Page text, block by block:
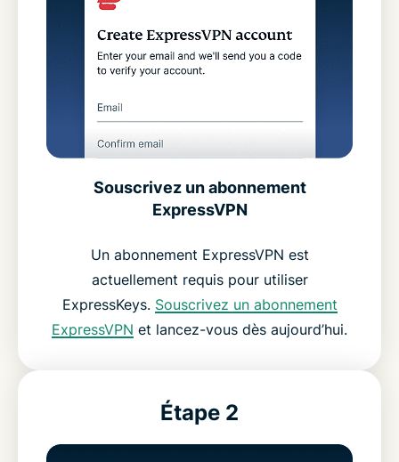
Souscrivez un abonnement
ExpressVPN
Un abonnement ExpressVPN est
actuellement requis pour utiliser
ExpressKeys. Souscrivez un abonnement
ExpressVPN et lancez-vous dès aujourd’hui.
Étape 2